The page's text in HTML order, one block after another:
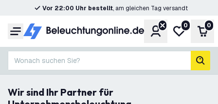
Vor 22:00 Uhr bestellt, am gleichen Tag versandt
Menü KontoMeine
0 0
Wonach suchen Sie?
Wir sind Ihr Partner für